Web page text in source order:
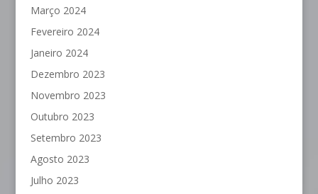
Março 2024
Fevereiro 2024
Janeiro 2024
Dezembro 2023
Novembro 2023
Outubro 2023
Setembro 2023
Agosto 2023
Julho 2023